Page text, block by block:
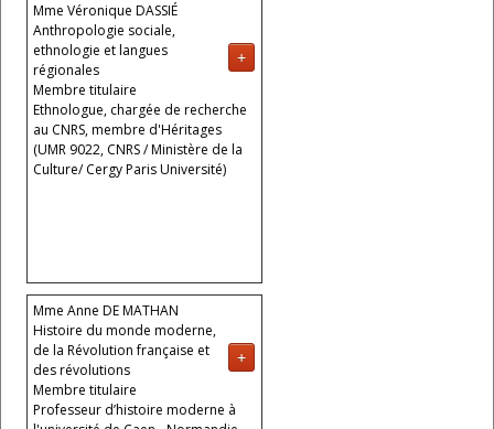
Mme Véronique DASSIÉ
+
Anthropologie sociale,
ethnologie et langues
régionales
Membre titulaire
Ethnologue, chargée de recherche
au CNRS, membre d'Héritages
(UMR 9022, CNRS / Ministère de la
Culture/ Cergy Paris Université)
Mme Anne DE MATHAN
+
Histoire du monde moderne,
de la Révolution française et
des révolutions
Membre titulaire
Professeur d’histoire moderne à